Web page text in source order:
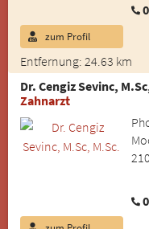
Entfernung: 24.63 km
zum Profil
Dr. Cengiz Sevinc,
Zahnarzt